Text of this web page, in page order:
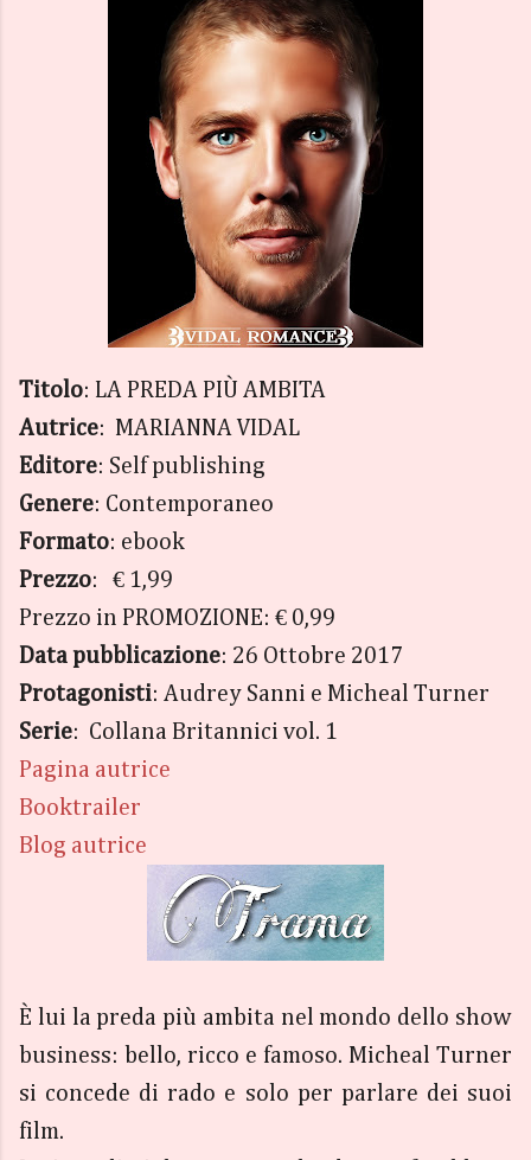
Titolo: LA PREDA PIÙ AMBITA
Autrice: MARIANNA VIDAL
Editore: Self publishing
Genere: Contemporaneo
Formato: ebook
Prezzo: € 1,99
Prezzo in PROMOZIONE: € 0,99
Data pubblicazione: 26 Ottobre 2017
Protagonisti: Audrey Sanni e Micheal Turner
Serie: Collana Britannici vol. 1
Pagina autrice
Booktrailer
Blog autrice
È lui la preda più ambita nel mondo dello show
business: bello, ricco e famoso. Micheal Turner
si concede di rado e solo per parlare dei suoi
film.